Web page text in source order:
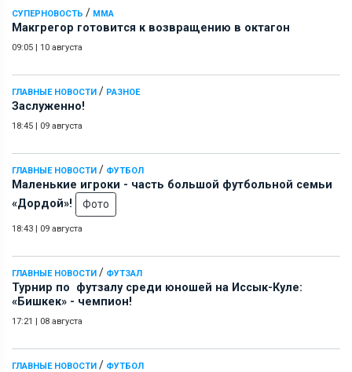
СУПЕРНОВОСТЬ / ММА
Макгрегор готовится к возвращению в октагон
09:05 | 10 августа
ГЛАВНЫЕ НОВОСТИ / РАЗНОЕ
Заслуженно!
18:45 | 09 августа
ГЛАВНЫЕ НОВОСТИ / ФУТБОЛ
Маленькие игроки - часть большой футбольной семьи
«Дордой»!
Фото
18:43 | 09 августа
ГЛАВНЫЕ НОВОСТИ / ФУТЗАЛ
Турнир по футзалу среди юношей на Иссык-Куле:
«Бишкек» - чемпион!
17:21 | 08 августа
ГЛАВНЫЕ НОВОСТИ / ФУТБОЛ